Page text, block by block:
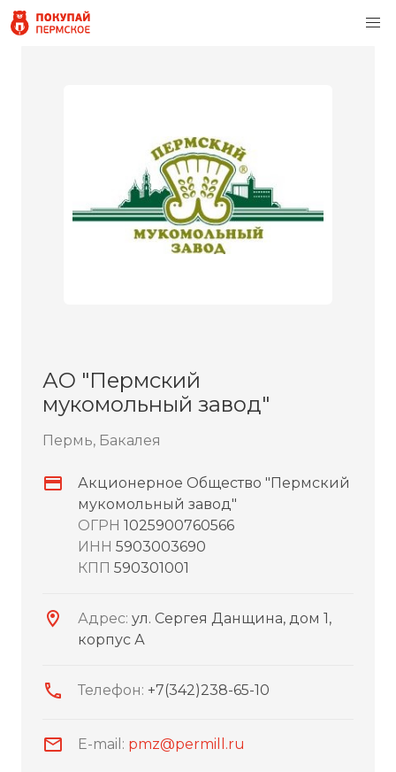
АО "Пермский
мукомольный завод"
Пермь, Бакалея
Акционерное Общество "Пермский
мукомольный завод"
ОГРН 1025900760566
ИНН 5903003690
КПП 590301001
Адрес: ул. Сергея Данщина, дом 1,
корпус А
Телефон: +7(342)238-65-10
E-mail: pmz@permill.ru